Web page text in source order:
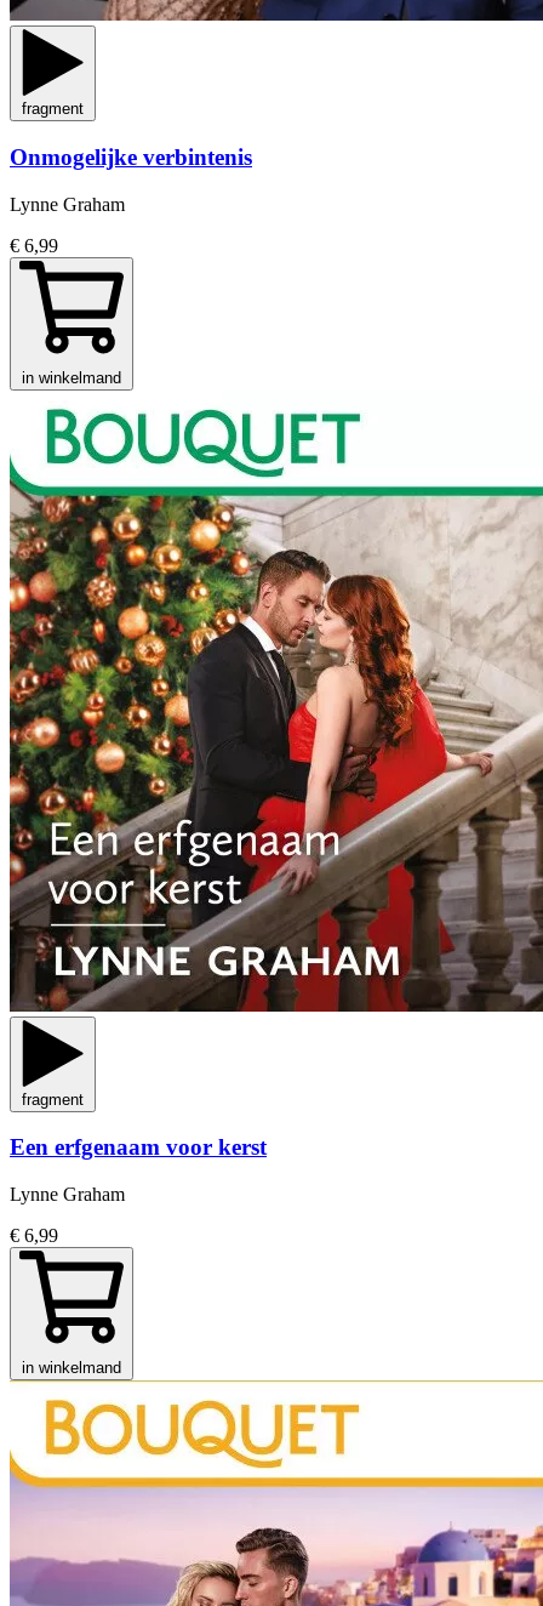
fragment
Onmogelijke verbintenis
Lynne Graham
€ 6,99
in winkelmand
fragment
Een erfgenaam voor kerst
Lynne Graham
€ 6,99
in winkelmand